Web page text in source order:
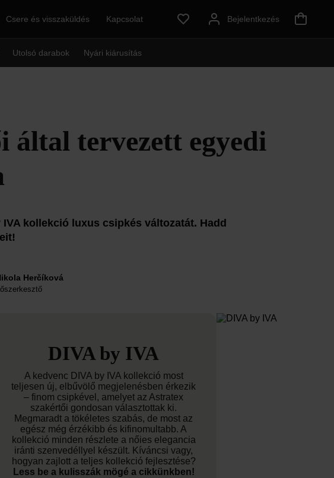
Csere és visszaküldés Kapcsolat Bejelentkezés
Utolsó darabok Nyári kiárusítás
által tervezett egyedi
kollekció luxus csipkés változatát. Hadd
Herčíková
DIVA by IVA
A kedvenc DIVA by IVA kollekció most
teljesen új, elbűvölő megjelenésben érkezik
– finom csipkével, amelyet az Astratex
szakértői gondosan választottak ki.
Megmaradt a tökéletes szabás, de most az
egész még érzékibb és kifinomultabb. A
kollekció minden részlete a nőies elegancia
iránti szenvedéllyel készült. Kíváncsi vagy,
hogyan zajlott a teljes kollekció fejlesztése?
Less be a kulisszák mögé a cikkünkben!